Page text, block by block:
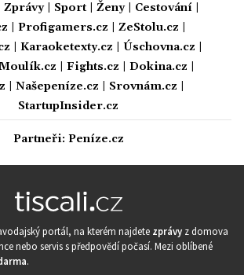
Zprávy| Sport| Ženy| Cestování|
Profigamers.cz ZeStolu.cz
Karaoketexty.cz Úschovna.cz
Fights.cz Dokina.cz
Našepeníze.cz Srovnám.cz
StartupInsider.cz
Partneři: Peníze.cz
portál, na kterém najdete zprávy z domova
nebo servis s předpovědí počasí. Mezi oblíbené
.